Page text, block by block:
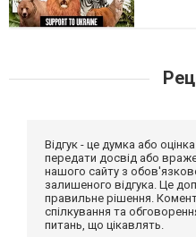
Відгук - це думка або
передати досвід або
нашого сайту з
залишеного відгука. Це
правильне рішення.
спілкування та
питань, що цікавлять.